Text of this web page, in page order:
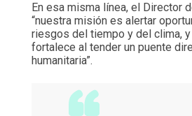
En esa misma línea, el Director
“nuestra misión es alertar
riesgos del tiempo y del clima,
fortalece al tender un puente
humanitaria”.